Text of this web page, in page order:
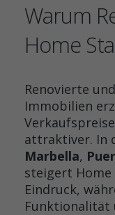
Warum
Home
Renovierte
Immobilien
attraktiver. In
Marbella,
steigert Home
Eindruck,
Funktionalität